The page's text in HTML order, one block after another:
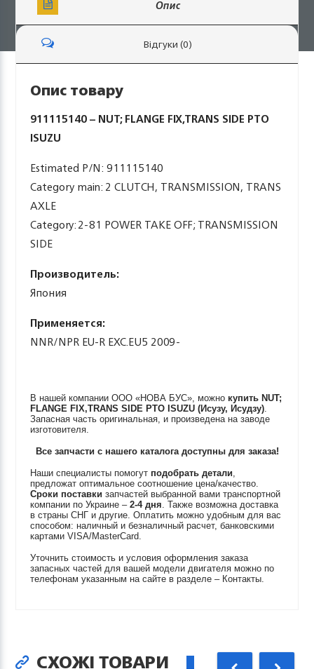
Опис
Відгуки (0)
Опис товару
911115140 – NUT; FLANGE FIX,TRANS SIDE PTO
ISUZU
Estimated P/N: 911115140
Category main: 2 CLUTCH, TRANSMISSION, TRANS
AXLE
Category: 2-81 POWER TAKE OFF; TRANSMISSION
SIDE
Производитель:
Япония
Применяется:
NNR/NPR EU-R EXC.EU5 2009-
В нашей компании ООО «НОВА БУС», можно купить NUT;
FLANGE FIX,TRANS SIDE PTO ISUZU (Исузу, Исудзу).
Запасная часть оригинальная, и произведена на заводе
изготовителя.
Все запчасти с нашего каталога доступны для заказа!
Наши специалисты помогут подобрать детали,
предложат оптимальное соотношение цена/качество.
Сроки поставки запчастей выбранной вами транспортной
компании по Украине –2-4 дня. Также возможна доставка
в страны СНГ и другие. Оплатить можно удобным для вас
способом: наличный и безналичный расчет, банковскими
картами VISA/MasterCard.
Уточнить стоимость и условия оформления заказа
запасных частей для вашей модели двигателя можно по
телефонам указанным на сайте в разделе – Контакты.
СХОЖІ ТОВАРИ